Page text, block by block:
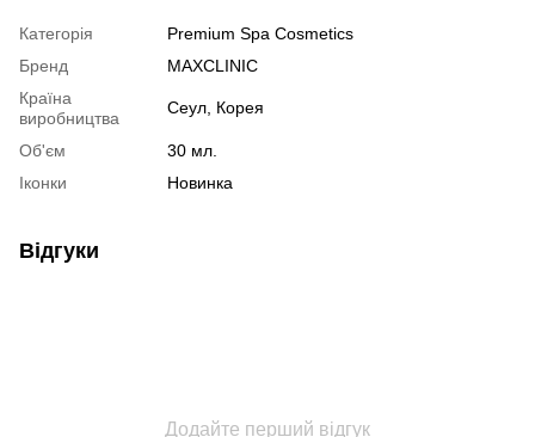
Категорія
Premium Spa Cosmetics
Бренд
MAXCLINIC
Країна
виробництва
Сеул, Корея
Об'єм
30 мл.
Іконки
Новинка
Відгуки
Додайте перший відгук